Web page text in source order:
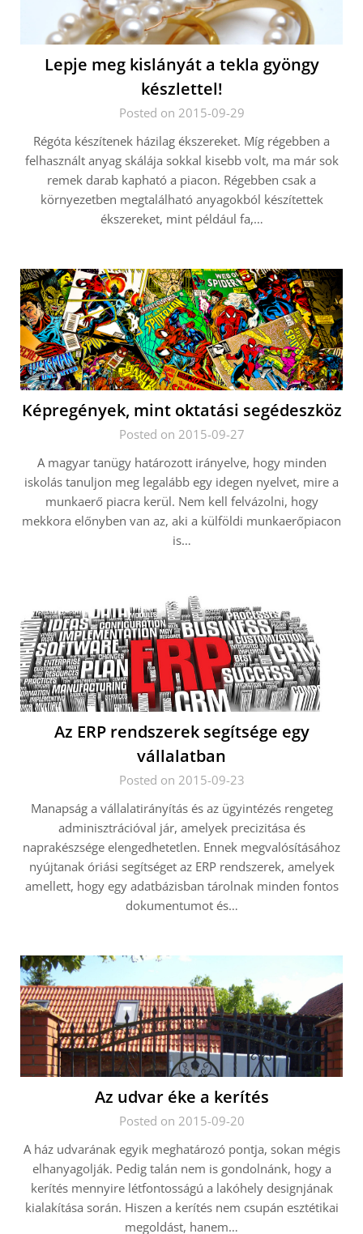
Lepje meg kislányát a tekla gyöngy
készlettel!
Posted on 2015-09-29
Régóta készítenek házilag ékszereket. Míg régebben a
felhasznált anyag skálája sokkal kisebb volt, ma már sok
remek darab kapható a piacon. Régebben csak a
környezetben megtalálható anyagokból készítettek
ékszereket, mint például fa,…
Képregények, mint oktatási segédeszköz
Posted on 2015-09-27
A magyar tanügy határozott irányelve, hogy minden
iskolás tanuljon meg legalább egy idegen nyelvet, mire a
munkaerő piacra kerül. Nem kell felvázolni, hogy
mekkora előnyben van az, aki a külföldi munkaerőpiacon
is…
Az ERP rendszerek segítsége egy
vállalatban
Posted on 2015-09-23
Manapság a vállalatirányítás és az ügyintézés rengeteg
adminisztrációval jár, amelyek precizitása és
naprakészsége elengedhetetlen. Ennek megvalósításához
nyújtanak óriási segítséget az ERP rendszerek, amelyek
amellett, hogy egy adatbázisban tárolnak minden fontos
dokumentumot és…
Az udvar éke a kerítés
Posted on 2015-09-20
A ház udvarának egyik meghatározó pontja, sokan mégis
elhanyagolják. Pedig talán nem is gondolnánk, hogy a
kerítés mennyire létfontosságú a lakóhely designjának
kialakítása során. Hiszen a kerítés nem csupán esztétikai
megoldást, hanem…